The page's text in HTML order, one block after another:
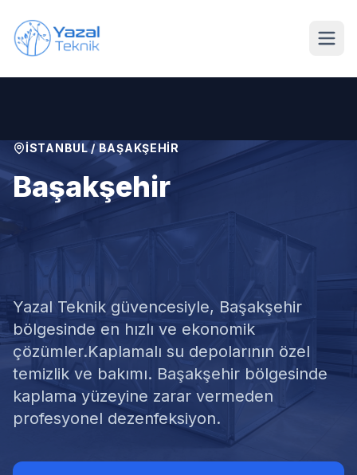
Ücretsiz Keşif Al
İSTANBUL/ BAŞAKŞEHIR
Başakşehir
Kaplamalı Su Deposu
Temizliği
Yazal Teknik güvencesiyle, Başakşehir
bölgesinde en hızlı ve ekonomik
çözümler.Kaplamalı su depolarının özel
temizlik ve bakımı. Başakşehir bölgesinde
kaplama yüzeyine zarar vermeden
profesyonel dezenfeksiyon.